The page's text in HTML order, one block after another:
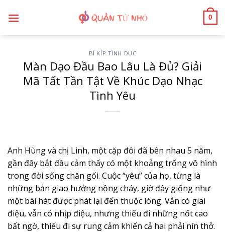
qua
0
BÍ KÍP TÌNH DỤC
Màn Dạo Đầu Bao Lâu Là Đủ? Giải
Mã Tất Tần Tật Về Khúc Dạo Nhạc
Tình Yêu
Anh Hùng và chị Linh, một cặp đôi đã bên nhau 5 năm,
gần đây bắt đầu cảm thấy có một khoảng trống vô hình
trong đời sống chăn gối. Cuộc “yêu” của họ, từng là
những bản giao hưởng nồng cháy, giờ đây giống như
một bài hát được phát lại đến thuộc lòng. Vẫn có giai
điệu, vẫn có nhịp điệu, nhưng thiếu đi những nốt cao
bất ngờ, thiếu đi sự rung cảm khiến cả hai phải nín thở.